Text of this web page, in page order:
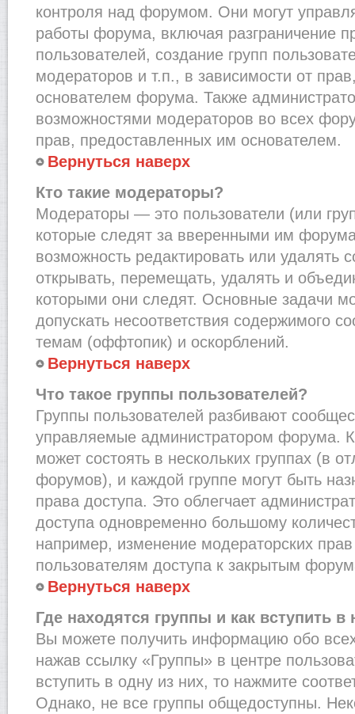
контроля над форумом. Они могут
работы форума, включая разграничение
пользователей, создание групп
модераторов и т.п., в зависимости от
основателем форума. Также
возможностями модераторов во всех
прав, предоставленных им основателем.
Вернуться наверх
Кто такие модераторы?
Модераторы — это пользователи (или
которые следят за вверенными им
возможность редактировать или удалять
открывать, перемещать, удалять и
которыми они следят. Основные задачи
допускать несоответствия содержимого
темам (оффтопик) и оскорблений.
Вернуться наверх
Что такое группы пользователей?
Группы пользователей разбивают
управляемые администратором форума.
может состоять в нескольких группах (в
форумов), и каждой группе могут быть
права доступа. Это облегчает
доступа одновременно большому
например, изменение модераторских
пользователям доступа к закрытым
Вернуться наверх
Где находятся группы и как вступить в
Вы можете получить информацию обо
нажав ссылку «Группы» в центре
вступить в одну из них, то нажмите
Однако, не все группы общедоступны.